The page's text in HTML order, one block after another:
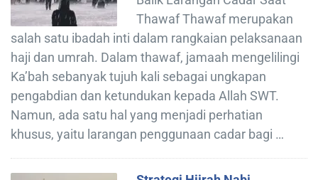
Thawaf Thawaf merupakan
salah satu ibadah inti dalam rangkaian pelaksanaan
haji dan umrah. Dalam thawaf, jamaah mengelilingi
Ka’bah sebanyak tujuh kali sebagai ungkapan
pengabdian dan ketundukan kepada Allah SWT.
Namun, ada satu hal yang menjadi perhatian
khusus, yaitu larangan penggunaan cadar bagi …